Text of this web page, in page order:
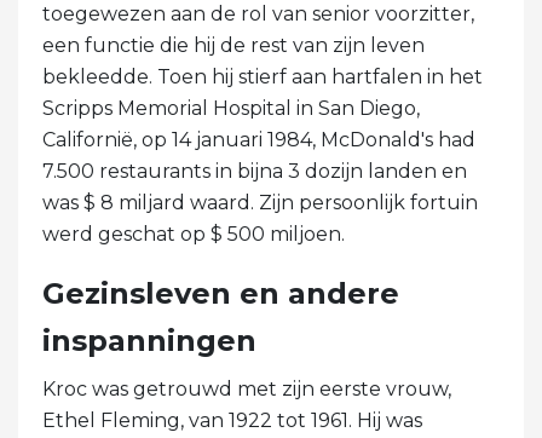
toegewezen aan de rol van senior voorzitter,
een functie die hij de rest van zijn leven
bekleedde. Toen hij stierf aan hartfalen in het
Scripps Memorial Hospital in San Diego,
Californië, op 14 januari 1984, McDonald's had
7.500 restaurants in bijna 3 dozijn landen en
was $ 8 miljard waard. Zijn persoonlijk fortuin
werd geschat op $ 500 miljoen.
Gezinsleven en andere
inspanningen
Kroc was getrouwd met zijn eerste vrouw,
Ethel Fleming, van 1922 tot 1961. Hij was